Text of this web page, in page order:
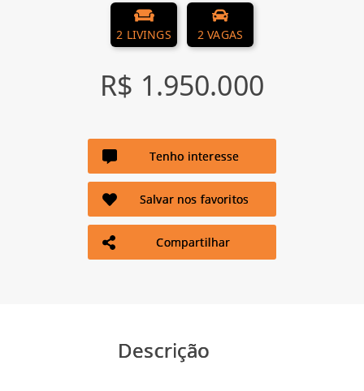
2 LIVINGS 2 VAGAS
R$ 1.950.000
Tenho interesse
Salvar nos favoritos
Compartilhar
Descrição